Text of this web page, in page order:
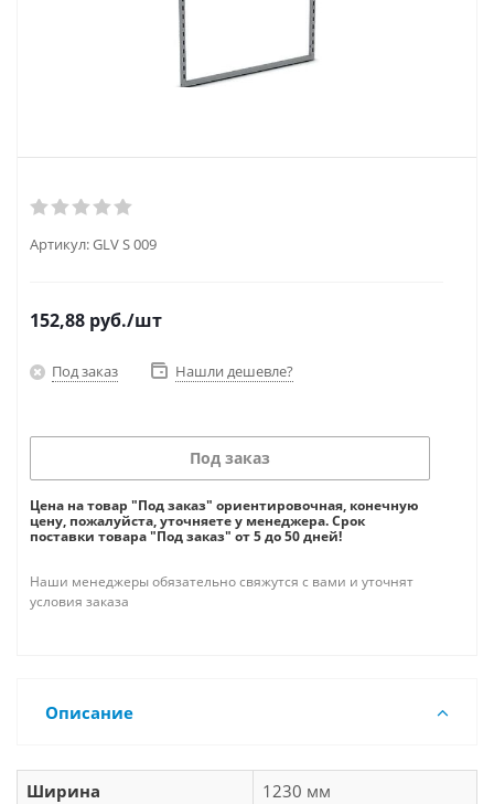
Артикул:GLV S 009
152,88 руб./шт
Под заказ Нашли дешевле?
Под заказ
Цена на товар "Под заказ" ориентировочная, конечную
цену, пожалуйста, уточняете у менеджера. Срок
поставки товара "Под заказ" от 5 до 50 дней!
Наши менеджеры обязательно свяжутся с вами и уточнят
условия заказа
Описание
Ширина
1230 мм